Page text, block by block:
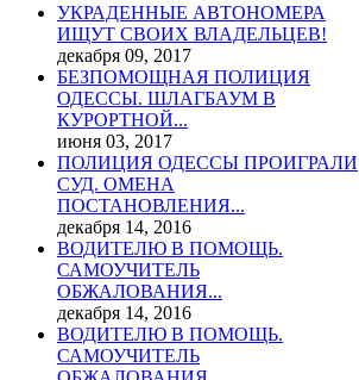
УКРАДЕННЫЕ АВТОНОМЕРА
ИЩУТ СВОИХ ВЛАДЕЛЬЦЕВ!
декабря 09, 2017
БЕЗПОМОЩНАЯ ПОЛИЦИЯ
ОДЕССЫ. ШЛАГБАУМ В
КУРОРТНОЙ...
июня 03, 2017
ПОЛИЦИЯ ОДЕССЫ ПРОИГРАЛИ
СУД. ОМЕНА
ПОСТАНОВЛЕНИЯ...
декабря 14, 2016
ВОДИТЕЛЮ В ПОМОЩЬ.
САМОУЧИТЕЛЬ
ОБЖАЛОВАНИЯ...
декабря 14, 2016
ВОДИТЕЛЮ В ПОМОЩЬ.
САМОУЧИТЕЛЬ